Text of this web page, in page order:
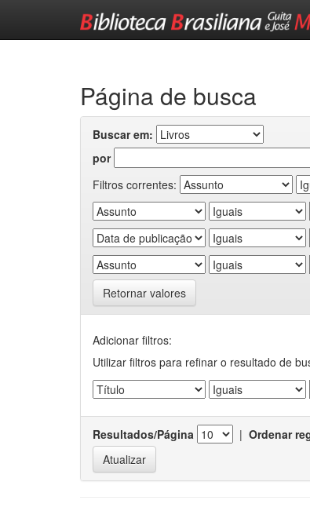
Página de busca
Buscar em:
por
Filtros correntes:
Retornar valores
Adicionar filtros:
Utilizar filtros para refinar o resultado de
Resultados/Página | Ordenar